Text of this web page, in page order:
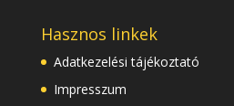
Hasznos linkek
Adatkezelési tájékoztató
Impresszum